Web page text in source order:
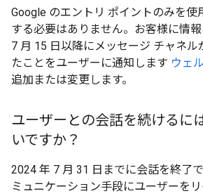
Google のエントリ ポイントのみを使
する必要はありません。お客様に情
7 月 15 日以降にメッセージ チャネル
たことをユーザーに通知します ウェ
追加または変更します。
ユーザーとの会話を続けるに
いですか？
2024 年 7 月 31 日までに会話を終了
ミュニケーション手段にユーザーを